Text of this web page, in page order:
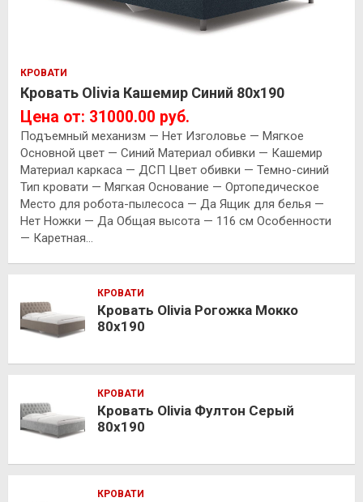
КРОВАТИ
Кровать Olivia Кашемир Синий 80х190
Цена от: 31000.00 руб.
Подъемный механизм — Нет Изголовье — Мягкое
Основной цвет — Синий Материал обивки — Кашемир
Материал каркаса — ДСП Цвет обивки — Темно-синий
Тип кровати — Мягкая Основание — Ортопедическое
Место для робота-пылесоса — Да Ящик для белья —
Нет Ножки — Да Общая высота — 116 см Особенности
— Каретная…
КРОВАТИ
Кровать Olivia Рогожка Мокко
80х190
КРОВАТИ
Кровать Olivia Фултон Серый
80х190
КРОВАТИ